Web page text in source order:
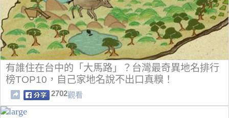
有誰住在台中的「大馬路」？台灣最奇異地名排行
榜TOP10，自己家地名說不出口真糗！
2702觀看